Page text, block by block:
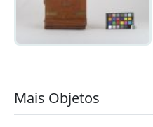
Mais Objetos